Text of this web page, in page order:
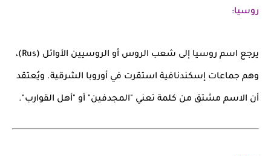
روسيا:
يرجع اسم روسيا إلى شعب الروس أو الروسيين الأوائل (Rus) ،
وهم جماعات إسكندنافية استقرت في أوروبا الشرقية. ويُعتقد
أن الاسم مشتق من كلمة تعني "المجدفين" أو "أهل القوارب".